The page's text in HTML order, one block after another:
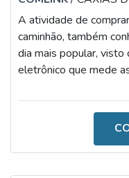
A atividade de
caminhão, também
dia mais popular,
eletrônico que mede
meio de um display
para os mais variados
especialmente para